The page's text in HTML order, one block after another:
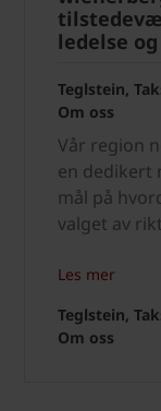
ledelse
Teglstein,
Om oss
Vår region
en dedikert
mål på
valget av
Les mer
Teglstein,
Om oss